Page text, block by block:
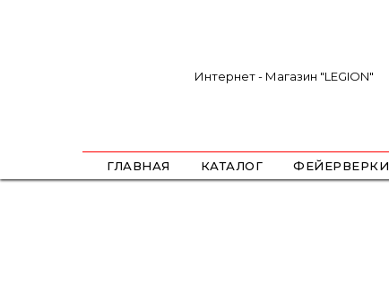
Интернет - Магазин "LEGION"
ГЛАВНАЯ КАТАЛОГ ФЕЙЕРВЕРКИ